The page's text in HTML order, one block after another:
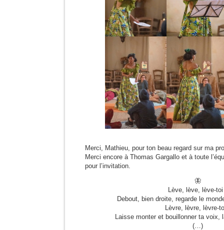
Merci, Mathieu, pour ton beau regard sur ma
Merci encore à Thomas Gargallo et à toute
pour l’invitation.
🦋
Lève, lève, lève-
Debout, bien droite, regarde le
Lèvre, lèvre, lèvre-
Laisse monter et bouillonner ta voix,
(…)